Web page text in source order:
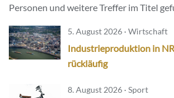
Personen und weitere Treffer im Titel
5. August 2026 · Wirtschaft
Industrieproduktion in
rückläufig
8. August 2026 · Sport